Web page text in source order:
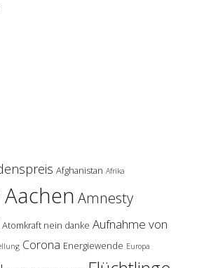
Afghanistan Afrika
Amnesty
Atomkraft nein danke Aufnahme von
Corona Energiewende Europa